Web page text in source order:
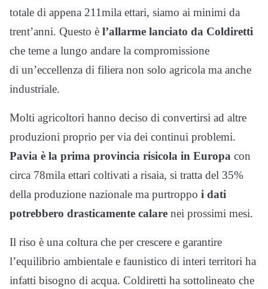
totale di appena 211mila ettari, siamo ai minimi da
trent’anni. Questo è l’allarme lanciato da Coldiretti
che teme a lungo andare la compromissione
di un’eccellenza di filiera non solo agricola ma anche
industriale.
Molti agricoltori hanno deciso di convertirsi ad altre
produzioni proprio per via dei continui problemi.
Pavia è la prima provincia risicola in Europa con
circa 78mila ettari coltivati a risaia, si tratta del 35%
della produzione nazionale ma purtroppo i dati
potrebbero drasticamente calare nei prossimi mesi.
Il riso è una coltura che per crescere e garantire
l’equilibrio ambientale e faunistico di interi territori ha
infatti bisogno di acqua. Coldiretti ha sottolineato che